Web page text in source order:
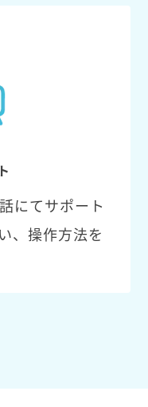
にてサポート
、操作方法を